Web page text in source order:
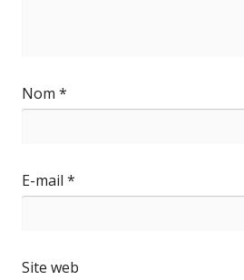
Nom *
E-mail *
Site web